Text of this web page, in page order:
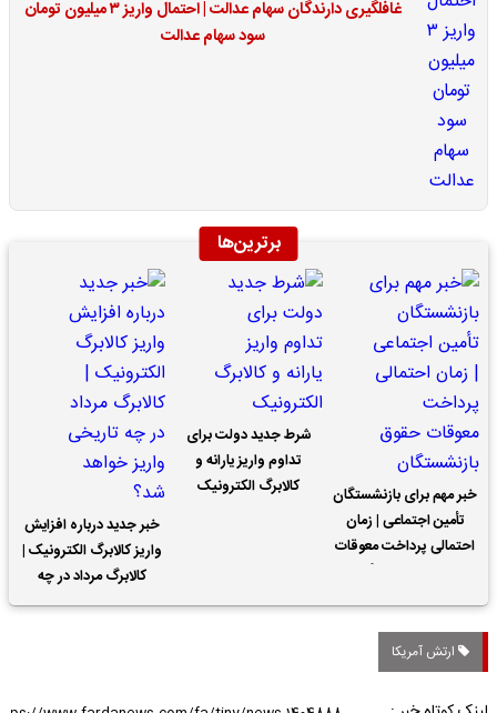
غافلگیری دارندگان سهام عدالت | احتمال واریز ۳ میلیون تومان
سود سهام عدالت
برترین‌ها
خبر مهم برای بازنشستگان
تأمین اجتماعی | زمان
احتمالی پرداخت معوقات
شرط جدید دولت برای
تداوم واریز یارانه و
کالابرگ الکترونیک
خبر جدید درباره افزایش
واریز کالابرگ الکترونیک |
کالابرگ مرداد در چه
تاریخی واریز خواهد شد؟
ارتش آمریکا